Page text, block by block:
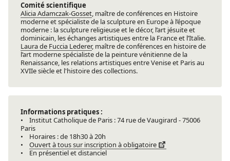
Comité scientifique
Alicia Adamczak-Gosset, maître de conférences en Histoire
moderne et spécialiste de la sculpture en Europe à l’époque
moderne : la sculpture religieuse et le décor, l’art jésuite et
dominicain, les échanges artistiques entre la France et l’Italie.
Laura de Fuccia Lederer, maître de conférences en histoire de
l’art moderne spécialiste de la peinture vénitienne de la
Renaissance, les relations artistiques entre Venise et Paris au
XVIIe siècle et l'histoire des collections.
Informations pratiques :
• Institut Catholique de Paris : 74 rue de Vaugirard - 75006
Paris
• Horaires : de 18h30 à 20h
• Ouvert à tous sur inscription à obligatoire
• En présentiel et distanciel